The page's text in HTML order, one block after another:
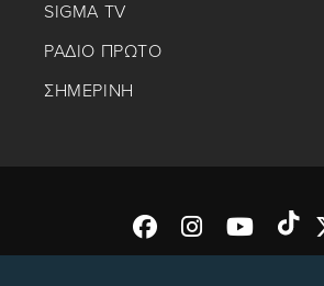
SIGMA TV
ΡΑΔΙΟ ΠΡΩΤΟ
ΣΗΜΕΡΙΝΗ